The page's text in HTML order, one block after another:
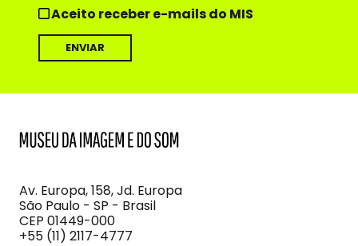
Aceito receber e-mails do MIS
Imagem
e
do
Som
Av. Europa, 158, Jd. Europa
São Paulo - SP - Brasil
CEP 01449-000
+55 (11) 2117-4777